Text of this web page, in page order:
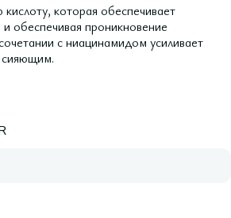
которая обеспечивает
обеспечивая проникновение
с ниацинамидом усиливает
сияющим.